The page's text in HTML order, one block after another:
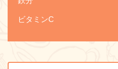
ビタミンC